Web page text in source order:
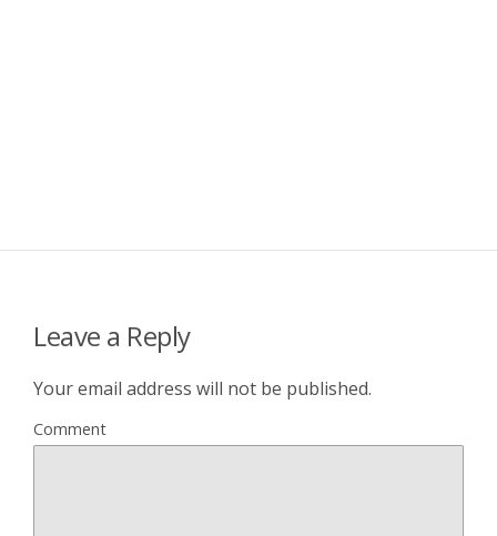
Leave a Reply
Your email address will not be published.
Comment